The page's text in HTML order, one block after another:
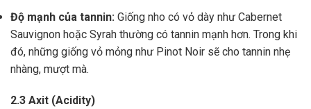
Độ mạnh của tannin: Giống nho có vỏ dày như Cabernet
Sauvignon hoặc Syrah thường có tannin mạnh hơn. Trong khi
đó, những giống vỏ mỏng như Pinot Noir sẽ cho tannin nhẹ
nhàng, mượt mà.
2.3 Axit (Acidity)